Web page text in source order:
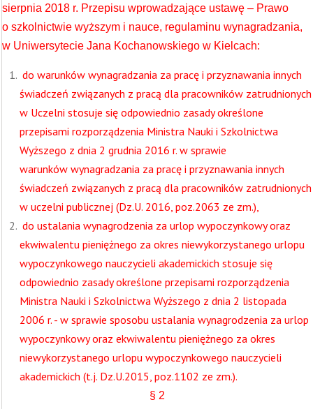
sierpnia 2018 r. Przepisu wprowadzające ustawę – Prawo
o szkolnictwie wyższym i nauce, regulaminu wynagradzania,
w Uniwersytecie Jana Kochanowskiego w Kielcach:
do warunków wynagradzania za pracę i przyznawania innych
świadczeń związanych z pracą dla pracowników zatrudnionych
w Uczelni stosuje się odpowiednio zasady określone
przepisami rozporządzenia Ministra Nauki i Szkolnictwa
Wyższego z dnia 2 grudnia 2016 r. w sprawie
warunków wynagradzania za pracę i przyznawania innych
świadczeń związanych z pracą dla pracowników zatrudnionych
w uczelni publicznej (Dz.U. 2016, poz.2063 ze zm.),
do ustalania wynagrodzenia za urlop wypoczynkowy oraz
ekwiwalentu pieniężnego za okres niewykorzystanego urlopu
wypoczynkowego nauczycieli akademickich stosuje się
odpowiednio zasady określone przepisami rozporządzenia
Ministra Nauki i Szkolnictwa Wyższego z dnia 2 listopada
2006 r. - w sprawie sposobu ustalania wynagrodzenia za urlop
wypoczynkowy oraz ekwiwalentu pieniężnego za okres
niewykorzystanego urlopu wypoczynkowego nauczycieli
akademickich (t.j. Dz.U.2015, poz.1102 ze zm.).
§ 2